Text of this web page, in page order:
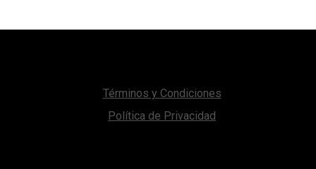
Términos y Condiciones
Política de Privacidad